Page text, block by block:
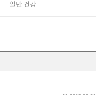
일반 건강